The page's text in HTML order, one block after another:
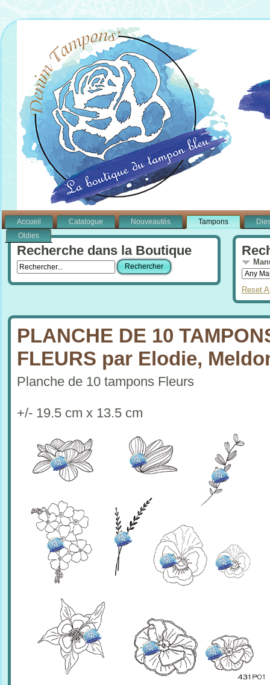
Accueil Catalogue Nouveautés Tampons
Oldies
Recherche dans la Boutique
Reset
PLANCHE DE 10
FLEURS par Elodie,
Planche de 10 tampons Fleurs
+/- 19.5 cm x 13.5 cm